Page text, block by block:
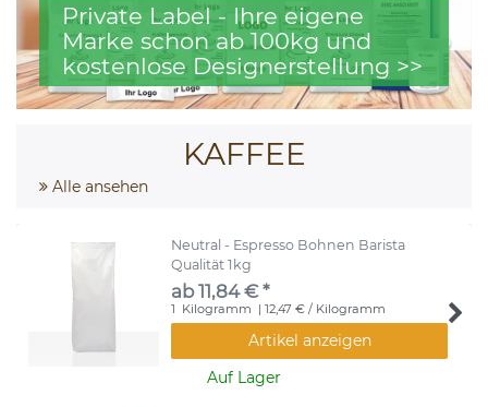
Private Label - Ihre eigene
Marke schon ab 100kg und
kostenlose Designerstellung >>
KAFFEE
Alle ansehen
Neutral - Espresso Bohnen Barista
Qualität 1kg
ab 11,84 € *
1 Kilogramm | 12,47 € / Kilogramm
Artikel anzeigen
Auf Lager